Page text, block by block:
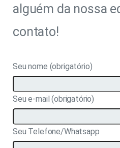
alguém da nossa
contato!
Seu nome (obrigatório)
Seu e-mail (obrigatório)
Seu Telefone/Whatsapp